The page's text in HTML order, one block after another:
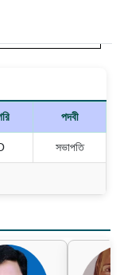
পদবী
সভাপতি